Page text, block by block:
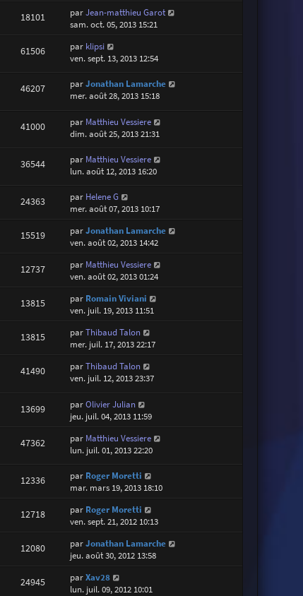
18101 parJean-matthieu Garot
sam. oct. 05, 2013 15:21
61506 par klipsi
ven. sept. 13, 2013 12:54
46207 parJonathan Lamarche
mer. août 28, 2013 15:18
41000 par Matthieu Vessiere
dim. août 25, 2013 21:31
36544 par Matthieu Vessiere
lun. août 12, 2013 16:20
24363 par Helene G
mer. août 07, 2013 10:17
15519 parJonathan Lamarche
ven. août 02, 2013 14:42
12737 par Matthieu Vessiere
ven. août 02, 2013 01:24
13815 par Romain Viviani
ven. juil. 19, 2013 11:51
13815 parThibaud Talon
mer. juil. 17, 2013 22:17
41490 parThibaud Talon
ven. juil. 12, 2013 23:37
13699 parOlivier Julian
jeu. juil. 04, 2013 11:59
47362 par Matthieu Vessiere
lun. juil. 01, 2013 22:20
12336 par Roger Moretti
mar. mars 19, 2013 18:10
12718 par Roger Moretti
ven. sept. 21, 2012 10:13
12080 parJonathan Lamarche
jeu. août 30, 2012 13:58
24945 parXav28
lun. juil. 09, 2012 10:01